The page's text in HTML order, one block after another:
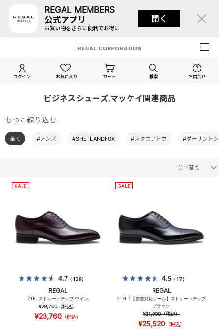
REGAL MEMBERS
公式アプリ
お買い物をさらに便利でお得に
開く
ログイン お気に入り カート 検索 お問合せ
ビジネスシューズ,マッケイ関連商品
もっと絞り込む
全て #メンズ #SHETLANDFOX #スクエアトウ #ダーリントン
並べ替え
4.7（139）
REGAL
21EL ストレートチップ ワイン
¥29,700（税込）
¥23,760（税込）
4.5（17）
REGAL
21ELP 【雪道対応ソール】ストレートチップ
ブラック
¥31,900（税込）
¥25,520（税込）